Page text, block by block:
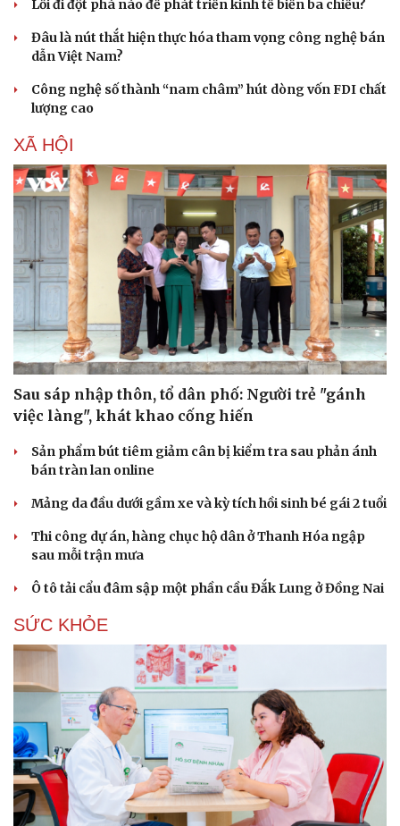
Tư vấn
Săn Tour
check-in
Podcast
Câu chuyện thời sự
Đọc truyện đêm khuya
Cửa sổ tình yêu
Kể chuyện cho bé
Hạt giống tâm hồn
Lối đi đột phá nào để phát triển kinh tế biển ba chiều?
Đâu là nút thắt hiện thực hóa tham vọng công nghệ bán
dẫn Việt Nam?
Công nghệ số thành “nam châm” hút dòng vốn FDI chất
lượng cao
XÃ HỘI
Sau sáp nhập thôn, tổ dân phố: Người trẻ "gánh
việc làng", khát khao cống hiến
Sản phẩm bút tiêm giảm cân bị kiểm tra sau phản ánh
bán tràn lan online
Mảng da đầu dưới gầm xe và kỳ tích hồi sinh bé gái 2 tuổi
Thi công dự án, hàng chục hộ dân ở Thanh Hóa ngập
sau mỗi trận mưa
Ô tô tải cẩu đâm sập một phần cầu Đắk Lung ở Đồng Nai
SỨC KHỎE